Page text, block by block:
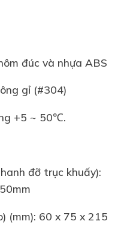
đúc và nhựa ABS
gỉ (#304)
+5 ~ 50℃.
đỡ trục khuấy):
(mm): 60 x 75 x 215